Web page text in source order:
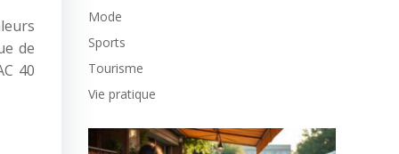
de
40
Mode
Sports
Tourisme
Vie pratique